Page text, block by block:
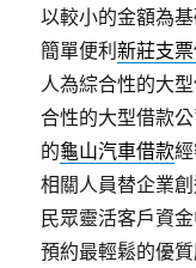
以較小的金額為
簡單便利新莊支
人為綜合性的大
合性的大型借款
的龜山汽車借款
相關人員替企業
民眾靈活客戶資
預約最輕鬆的優